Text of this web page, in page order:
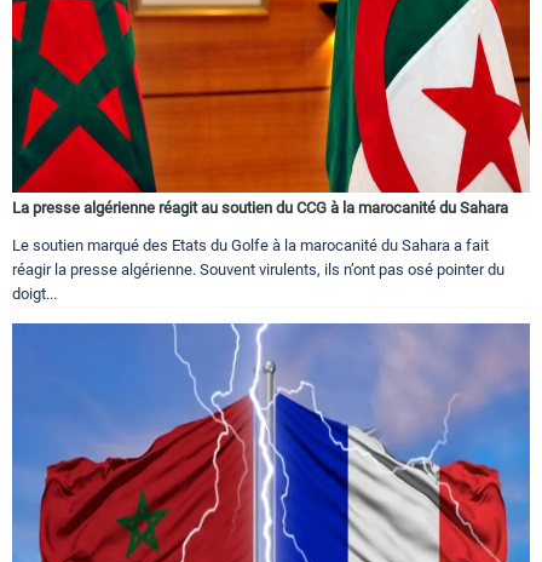
La presse algérienne réagit au soutien du CCG à la marocanité du Sahara
Le soutien marqué des Etats du Golfe à la marocanité du Sahara a fait
réagir la presse algérienne. Souvent virulents, ils n’ont pas osé pointer du
doigt...